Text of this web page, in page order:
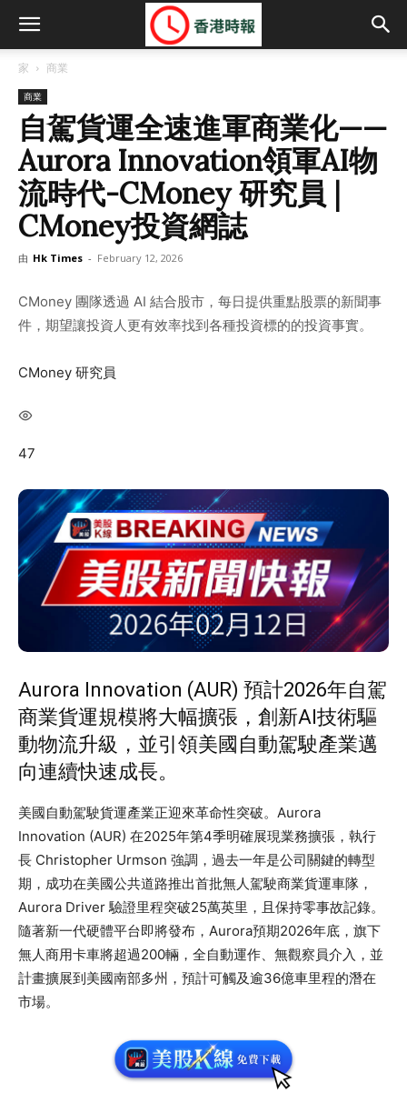
家 商業
商業
自駕貨運全速進軍商業化——
Aurora Innovation領軍AI物
流時代-CMoney 研究員 |
CMoney投資網誌
由 Hk Times - February 12, 2026
CMoney 團隊透過 AI 結合股市，每日提供重點股票的新聞事
件，期望讓投資人更有效率找到各種投資標的的投資事實。
CMoney 研究員
47
Aurora Innovation (AUR) 預計2026年自駕
商業貨運規模將大幅擴張，創新AI技術驅
動物流升級，並引領美國自動駕駛產業邁
向連續快速成長。
美國自動駕駛貨運產業正迎來革命性突破。Aurora
Innovation (AUR) 在2025年第4季明確展現業務擴張，執行
長 Christopher Urmson 強調，過去一年是公司關鍵的轉型
期，成功在美國公共道路推出首批無人駕駛商業貨運車隊，
Aurora Driver 驗證里程突破25萬英里，且保持零事故記錄。
隨著新一代硬體平台即將發布，Aurora預期2026年底，旗下
無人商用卡車將超過200輛，全自動運作、無觀察員介入，並
計畫擴展到美國南部多州，預計可觸及逾36億車里程的潛在
市場。